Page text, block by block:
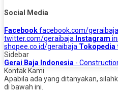
Social Media
Facebookfacebook.com/
twitter.com/geraibaja Instagram
shopee.co.id/geraibaja Tokopedia
Sidebar
Gerai Baja Indonesia -
Kontak Kami
Apabila ada yang ditanyakan,
di bawah ini.